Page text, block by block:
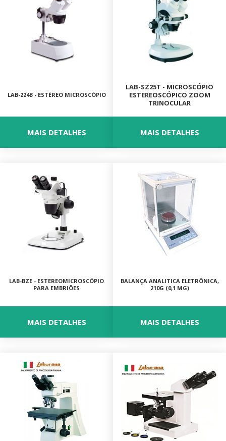
MICROSCÓPIOS LABORANA
MICROSCÓPIOS MOTIC
EQUIPAMENTOS ANALÍTICOS
LISTA DE EQUIPAMENTOS
MODELOS ANATÔMICOS
VIDRO ESPIÃO
ACESSÓRIOS PARA MICROSCÓPIOS
MICROSCÓPIOS COM CÂMERA
RETÍCULOS DE MICROSCÓPIO
LAB-224B - ESTÉREO MICROSCÓPIO
MAIS DETALHES
LAB-SZ25T - MICROSCÓPIO
ESTEREOSCÓPICO ZOOM
TRINOCULAR
MAIS DETALHES
LAB-BZE - ESTEREOMICROSCÓPIO
PARA EMBRIÕES
MAIS DETALHES
BALANÇA ANALITICA ELETRÔNICA,
210G (0,1 MG)
MAIS DETALHES